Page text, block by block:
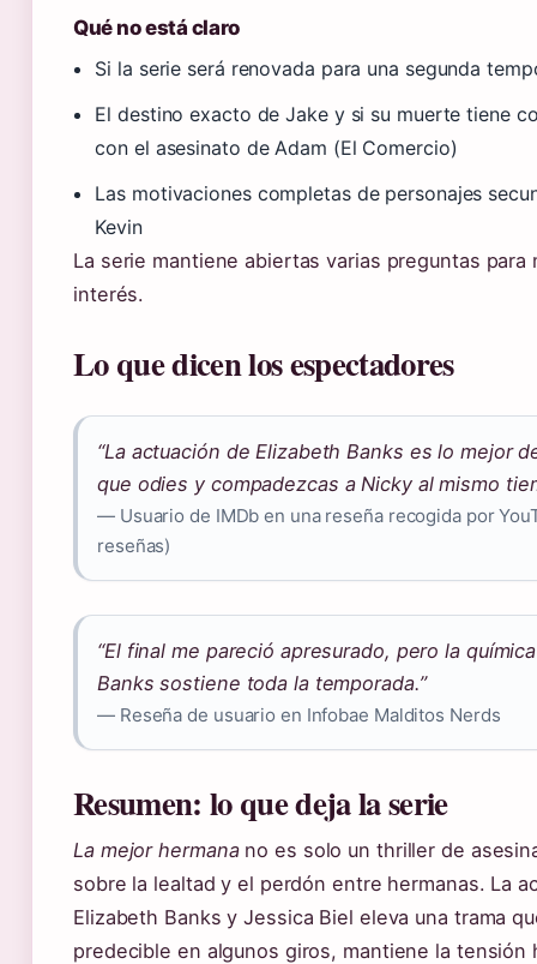
Qué no está claro
Si la serie será renovada para una segunda
El destino exacto de Jake y si su muerte tiene
con el asesinato de Adam (El Comercio)
Las motivaciones completas de personajes
Kevin
La serie mantiene abiertas varias preguntas para
interés.
Lo que dicen los espectadores
“La actuación de Elizabeth Banks es lo mejor
que odies y compadezcas a Nicky al mismo
— Usuario de IMDb en una reseña recogida por
reseñas)
“El final me pareció apresurado, pero la
Banks sostiene toda la temporada.”
— Reseña de usuario en Infobae Malditos Nerds
Resumen: lo que deja la serie
La mejor hermanano es solo un thriller de
sobre la lealtad y el perdón entre hermanas. La
Elizabeth Banks y Jessica Biel eleva una trama
predecible en algunos giros, mantiene la tensión